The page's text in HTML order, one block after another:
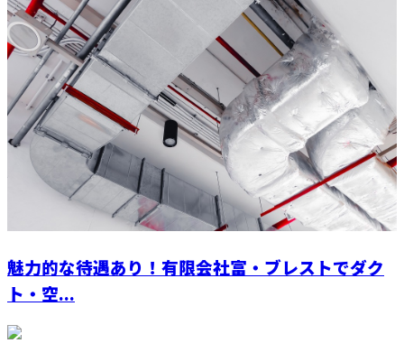
魅力的な待遇あり！有限会社富・ブレストでダク
ト・空...